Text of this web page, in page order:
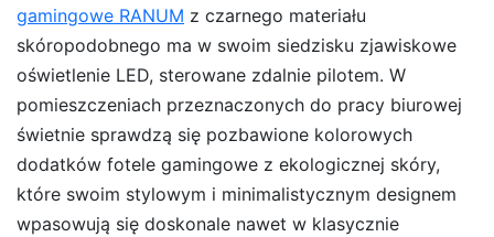
gamingowe RANUM z czarnego materiału
skóropodobnego ma w swoim siedzisku zjawiskowe
oświetlenie LED, sterowane zdalnie pilotem. W
pomieszczeniach przeznaczonych do pracy biurowej
świetnie sprawdzą się pozbawione kolorowych
dodatków fotele gamingowe z ekologicznej skóry,
które swoim stylowym i minimalistycznym designem
wpasowują się doskonale nawet w klasycznie